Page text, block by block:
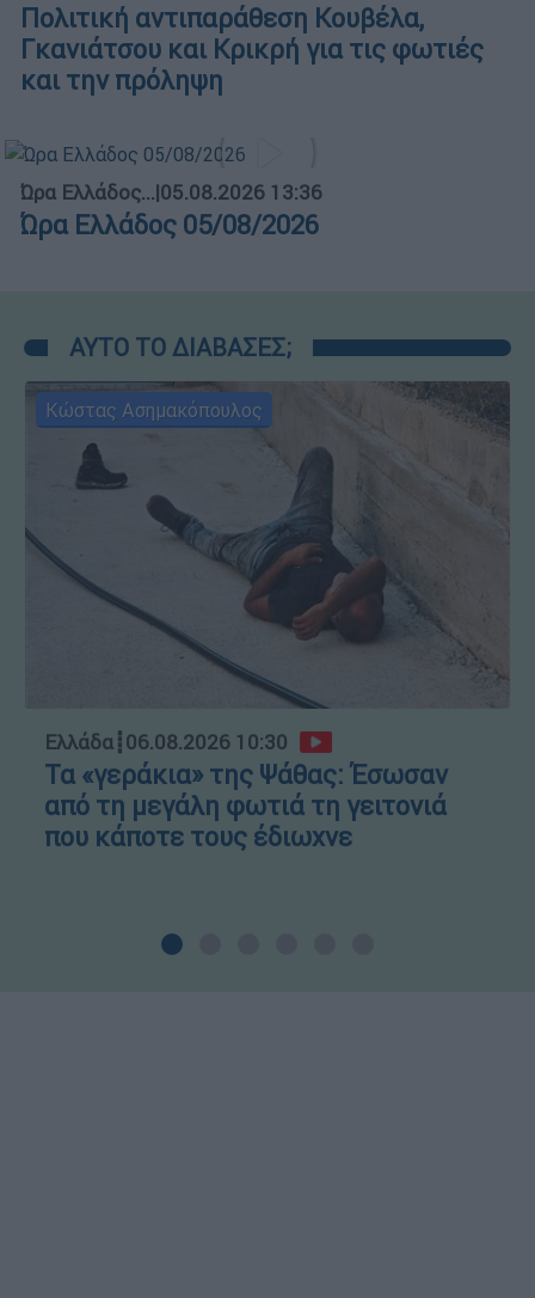
Πολιτική αντιπαράθεση Κουβέλα,
Γκανιάτσου και Κρικρή για τις φωτιές
και την πρόληψη
Ώρα Ελλάδος...|05.08.2026 13:36
Ώρα Ελλάδος 05/08/2026
ΑΥΤΟ ΤΟ ΔΙΑΒΑΣΕΣ;
Κώστας Ασημακόπουλος
Ελλάδα┋06.08.2026 10:30
Τα «γεράκια» της Ψάθας: Έσωσαν
από τη μεγάλη φωτιά τη γειτονιά
που κάποτε τους έδιωχνε